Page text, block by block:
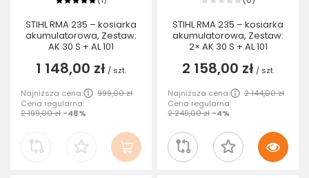
STIHL RMA 235 – kosiarka
akumulatorowa, Zestaw:
AK 30 S + AL 101
1 148,00 zł / szt.
Najniższa cena:
999,00 zł
Cena regularna:
2 199,00 zł -48%
STIHL RMA 235 – kosiarka
akumulatorowa, Zestaw:
2× AK 30 S + AL 101
2 158,00 zł / szt.
Najniższa cena:
2 144,00 zł
Cena regularna:
2 249,00 zł -4%